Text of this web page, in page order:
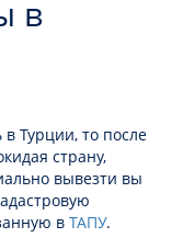
в
Турции, то после
страну,
вывезти вы
в ТАПУ.